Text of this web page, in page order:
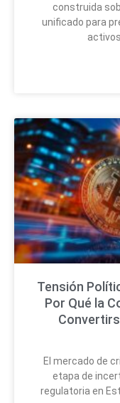
construida
unificado para
Tensión
Por Qué la
El mercado de
etapa de
regulatoria en